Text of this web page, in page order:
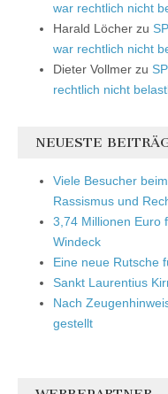
war rechtlich nicht
Harald Löcher zu
war rechtlich nicht
Dieter Vollmer zu
rechtlich nicht
NEUESTE
Viele Besucher
Rassismus und
3,74 Millionen Euro
Windeck
Eine neue Rutsche
Sankt Laurentius
Nach
gestellt